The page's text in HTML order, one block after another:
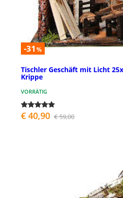
-31 %
Tischler Geschäft mit Licht
Krippe
VORRÄTIG
€ 40,90 € 59,00